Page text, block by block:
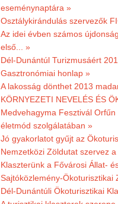
eseménynaptára »
Osztálykirándulás szervezők
Az idei évben számos
első... »
Dél-Dunántúl Turizmusáért
Gasztronómiai honlap »
A lakosság dönthet 2013
KÖRNYEZETI NEVELÉS ÉS
Medvehagyma Fesztivál
életmód szolgálatában »
Jó gyakorlatot gyűjt az
Nemzetközi Zöldutat szervez
Klaszterünk a Fővárosi Állat-
Sajtóközlemény-Ökoturisztikai
Dél-Dunántúli Ökoturisztikai